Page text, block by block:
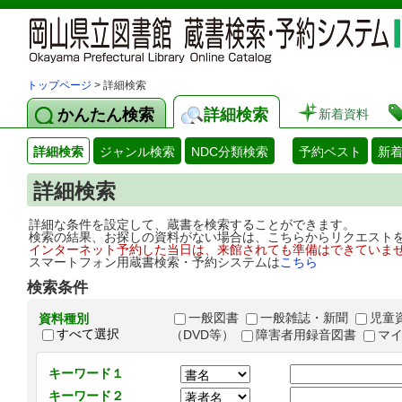
トップページ > 詳細検索
かんたん検索 詳細検索 新着資料
詳細検索 ジャンル検索 NDC分類検索 予約ベスト 新
詳細検索
詳細な条件を設定して、蔵書を検索することができます。
検索の結果、お探しの資料がない場合は、こちらからリクエス
インターネット予約した当日は、来館されても準備はできてい
スマートフォン用蔵書検索・予約システムはこちら
検索条件
資料種別
すべて選択
一般図書 一般雑誌・新聞
児童
（DVD等）
障害者用録音図書 マ
キーワード１
キーワード２